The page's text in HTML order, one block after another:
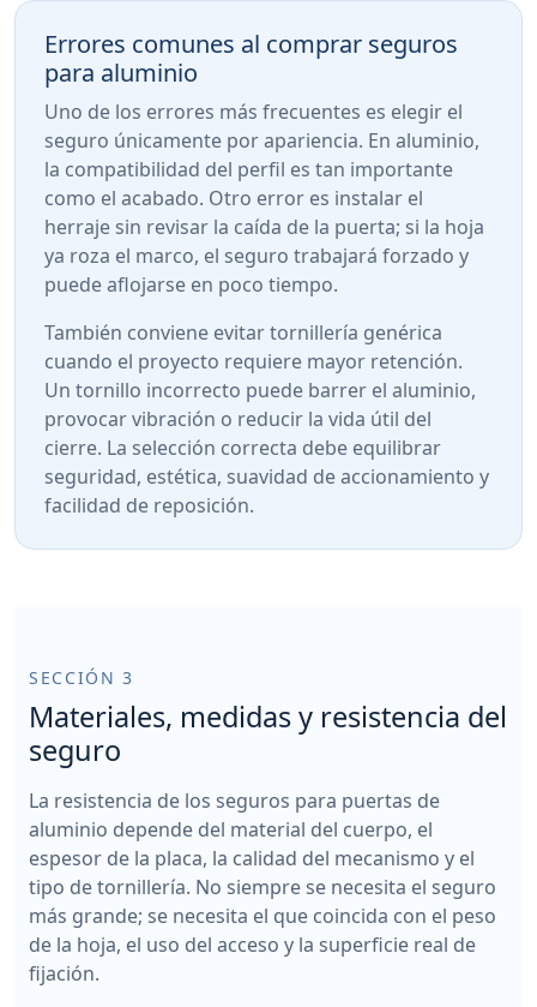
Errores comunes al comprar seguros
para aluminio
Uno de los errores más frecuentes es elegir el
seguro únicamente por apariencia. En aluminio,
la compatibilidad del perfil es tan importante
como el acabado. Otro error es instalar el
herraje sin revisar la caída de la puerta; si la hoja
ya roza el marco, el seguro trabajará forzado y
puede aflojarse en poco tiempo.
También conviene evitar tornillería genérica
cuando el proyecto requiere mayor retención.
Un tornillo incorrecto puede barrer el aluminio,
provocar vibración o reducir la vida útil del
cierre. La selección correcta debe equilibrar
seguridad, estética, suavidad de accionamiento y
facilidad de reposición.
SECCIÓN 3
Materiales, medidas y resistencia del
seguro
La resistencia de los seguros para puertas de
aluminio depende del material del cuerpo, el
espesor de la placa, la calidad del mecanismo y el
tipo de tornillería. No siempre se necesita el seguro
más grande; se necesita el que coincida con el peso
de la hoja, el uso del acceso y la superficie real de
fijación.